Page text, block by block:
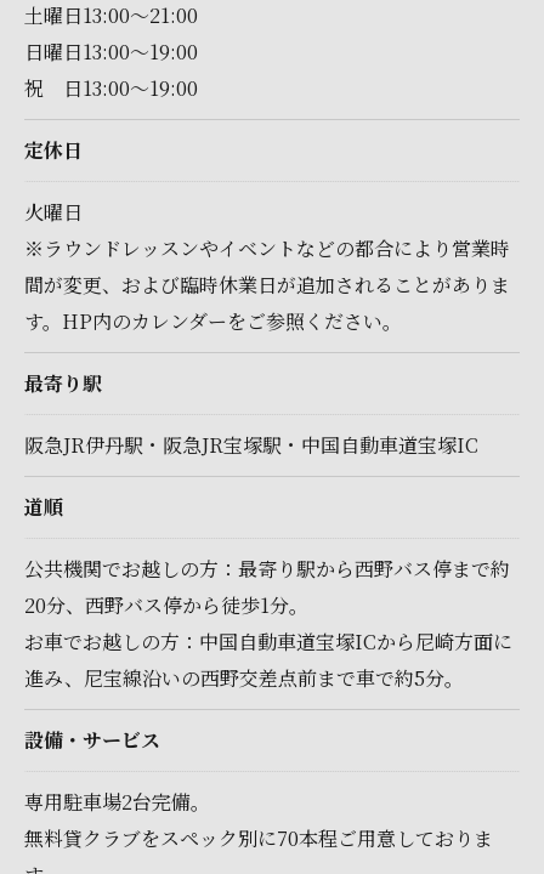
土曜日13:00～21:00
日曜日13:00～19:00
祝 日13:00～19:00
定休日
火曜日
※ラウンドレッスンやイベントなどの都合により営業時
間が変更、および臨時休業日が追加されることがありま
す。HP内のカレンダーをご参照ください。
最寄り駅
阪急JR伊丹駅・阪急JR宝塚駅・中国自動車道宝塚IC
道順
公共機関でお越しの方：最寄り駅から西野バス停まで約
20分、西野バス停から徒歩1分。
お車でお越しの方：中国自動車道宝塚ICから尼崎方面に
進み、尼宝線沿いの西野交差点前まで車で約5分。
設備・サービス
専用駐車場2台完備。
無料貸クラブをスペック別に70本程ご用意しておりま